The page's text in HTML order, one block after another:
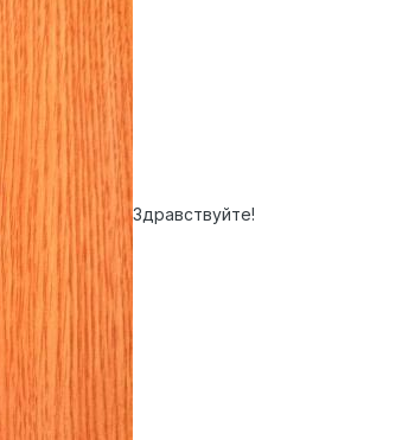
Здравствуйте!